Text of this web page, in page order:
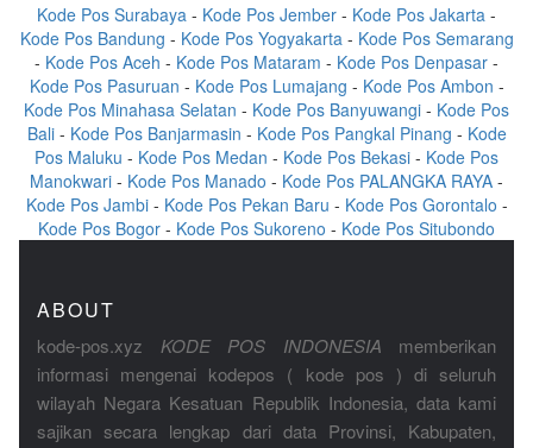
Kode Pos Surabaya - Kode Pos Jember - Kode Pos Jakarta -
Kode Pos Bandung - Kode Pos Yogyakarta - Kode Pos Semarang
- Kode Pos Aceh - Kode Pos Mataram - Kode Pos Denpasar -
Kode Pos Pasuruan - Kode Pos Lumajang - Kode Pos Ambon -
Kode Pos Minahasa Selatan - Kode Pos Banyuwangi - Kode Pos
Bali- Kode Pos Banjarmasin - Kode Pos Pangkal Pinang - Kode
Pos Maluku - Kode Pos Medan - Kode Pos Bekasi - Kode Pos
Manokwari - Kode Pos Manado - Kode Pos PALANGKA RAYA -
Kode Pos Jambi- Kode Pos Pekan Baru - Kode Pos Gorontalo -
Kode Pos Bogor - Kode Pos Sukoreno - Kode Pos Situbondo
ABOUT
kode-pos.xyz KODE POS INDONESIA memberikan
informasi mengenai kodepos ( kode pos ) di seluruh
wilayah Negara Kesatuan Republik Indonesia, data kami
sajikan secara lengkap dari data Provinsi, Kabupaten,